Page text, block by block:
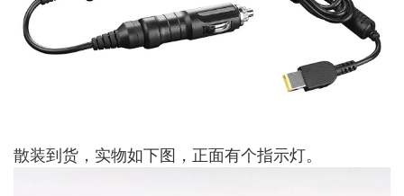
散装到货，实物如下图，正面有个指示灯。